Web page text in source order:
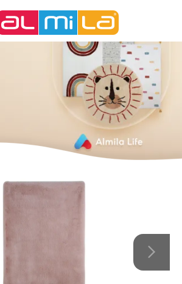
genç odası
akıllı mobilyalar
Bilgi Toplumu Hizmetleri